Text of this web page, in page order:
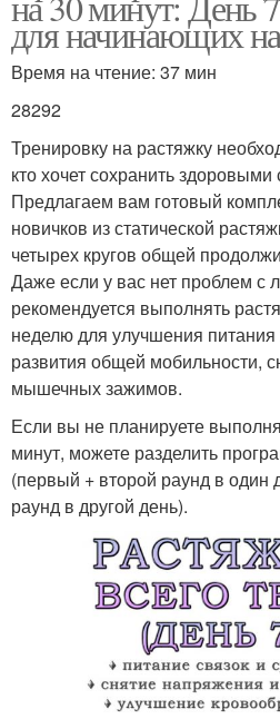
для начинающих
Время на чтение: 37 мин
28292
Тренировку на растяжку
кто хочет сохранить
Предлагаем вам готовый
новичков из статической
четырех кругов общей
Даже если у вас нет проблем с
рекомендуется выполнять
неделю для улучшения
развития общей мобильности,
мышечных зажимов.
Если вы не планируете
минут, можете разделить
(первый + второй раунд в один
раунд в другой день).